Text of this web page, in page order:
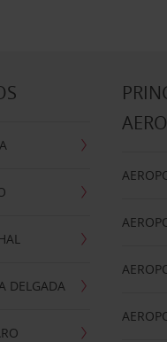
DELGADA